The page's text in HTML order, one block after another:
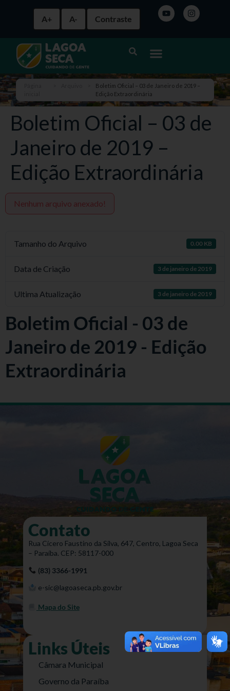
A+ A- Contraste
Boletim Oficial – 03 de Janeiro de 2019 –
Edição Extraordinária
Boletim Oficial – 03 de
Janeiro de 2019 –
Edição Extraordinária
Nenhum arquivo anexado!
Tamanho do Arquivo 0.00 KB
Data de Criação 3 de janeiro de 2019
Ultima Atualização 3 de janeiro de 2019
Boletim Oficial - 03 de
Janeiro de 2019 - Edição
Extraordinária
Contato
Rua Cícero Faustino da Silva, 647, Centro, Lagoa Seca
– Paraíba. CEP: 58117-000
(83) 3366-1991
e-sic@lagoaseca.pb.gov.br
Mapa do Site
Links Úteis
Câmara Municipal
Governo da Paraíba